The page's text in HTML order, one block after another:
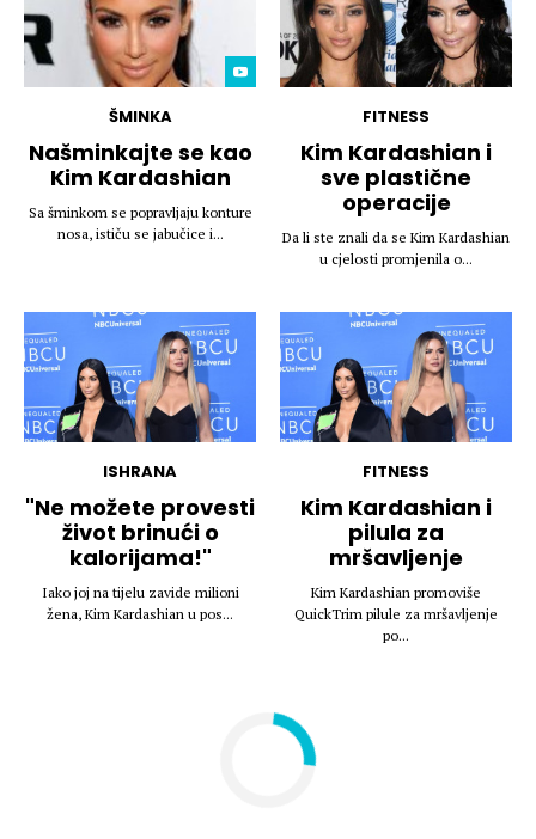
ŠMINKA
Našminkajte se kao
Kim Kardashian
Sa šminkom se popravljaju konture
nosa, ističu se jabučice i...
FITNESS
Kim Kardashian i
sve plastične
operacije
Da li ste znali da se Kim Kardashian
u cjelosti promjenila o...
ISHRANA
"Ne možete provesti
život brinući o
kalorijama!"
Iako joj na tijelu zavide milioni
žena, Kim Kardashian u pos...
FITNESS
Kim Kardashian i
pilula za
mršavljenje
Kim Kardashian promoviše
QuickTrim pilule za mršavljenje
po...